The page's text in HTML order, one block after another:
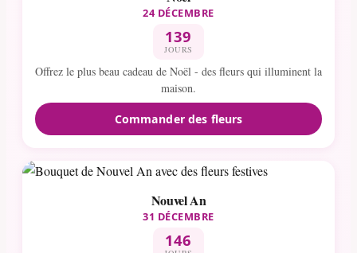
24 DÉCEMBRE
139
JOURS
Offrez le plus beau cadeau de Noël - des fleurs qui illuminent la
maison.
Commander des fleurs
Nouvel An
31 DÉCEMBRE
146